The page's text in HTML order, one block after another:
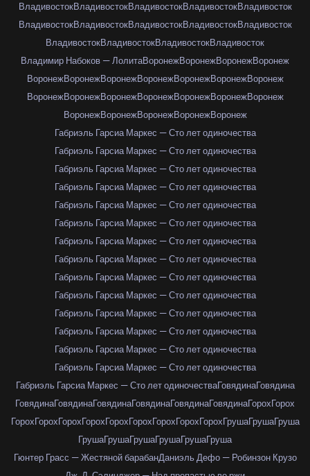
ВладивостокВладивостокВладивостокВладивостокВладивосток
ВладивостокВладивостокВладивостокВладивостокВладивосток
ВладивостокВладивостокВладивостокВладивосток
Владимир Набоков — ЛолитаВоронежВоронежВоронежВоронеж
ВоронежВоронежВоронежВоронежВоронежВоронежВоронеж
ВоронежВоронежВоронежВоронежВоронежВоронежВоронеж
ВоронежВоронежВоронежВоронежВоронеж
Габриэль Гарсиа Маркес — Сто лет одиночества
Габриэль Гарсиа Маркес — Сто лет одиночества
Габриэль Гарсиа Маркес — Сто лет одиночества
Габриэль Гарсиа Маркес — Сто лет одиночества
Габриэль Гарсиа Маркес — Сто лет одиночества
Габриэль Гарсиа Маркес — Сто лет одиночества
Габриэль Гарсиа Маркес — Сто лет одиночества
Габриэль Гарсиа Маркес — Сто лет одиночества
Габриэль Гарсиа Маркес — Сто лет одиночества
Габриэль Гарсиа Маркес — Сто лет одиночества
Габриэль Гарсиа Маркес — Сто лет одиночества
Габриэль Гарсиа Маркес — Сто лет одиночества
Габриэль Гарсиа Маркес — Сто лет одиночества
Габриэль Гарсиа Маркес — Сто лет одиночества
Габриэль Гарсиа Маркес — Сто лет одиночестваГовядинаГовядина
ГовядинаГовядинаГовядинаГовядинаГовядинаГовядинаГорохГорох
ГорохГорохГорохГорохГорохГорохГорохГорохГорохГрушаГрушаГруша
ГрушаГрушаГрушаГрушаГрушаГруша
Гюнтер Грасс — Жестяной барабанДаниэль Дефо — Робинзон Крузо